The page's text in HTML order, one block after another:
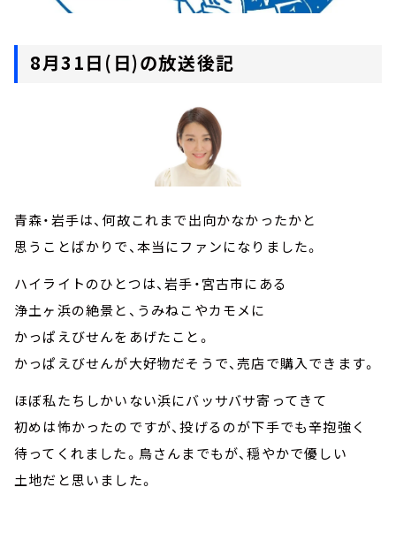
8月31日(日)の放送後記
青森・岩手は、何故これまで出向かなかったかと
思うことばかりで、本当にファンになりました。
ハイライトのひとつは、岩手・宮古市にある
浄土ヶ浜の絶景と、うみねこやカモメに
かっぱえびせんをあげたこと。
かっぱえびせんが大好物だそうで、売店で購入できます。
ほぼ私たちしかいない浜にバッサバサ寄ってきて
初めは怖かったのですが、投げるのが下手でも辛抱強く
待ってくれました。鳥さんまでもが、穏やかで優しい
土地だと思いました。